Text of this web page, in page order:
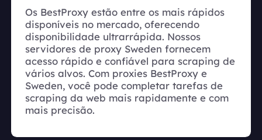
Os BestProxy estão entre os mais rápidos
disponíveis no mercado, oferecendo
disponibilidade ultrarrápida. Nossos
servidores de proxy Sweden fornecem
acesso rápido e confiável para scraping de
vários alvos. Com proxies BestProxy e
Sweden, você pode completar tarefas de
scraping da web mais rapidamente e com
mais precisão.